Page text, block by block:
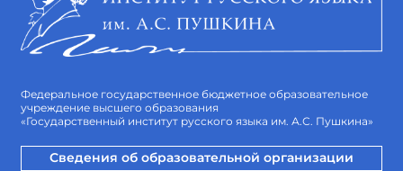
Федеральное государственное бюджетное образовательное
учреждение высшего образования
«Государственный институт русского языка им. А.С. Пушкина»
Сведения об образовательной организации